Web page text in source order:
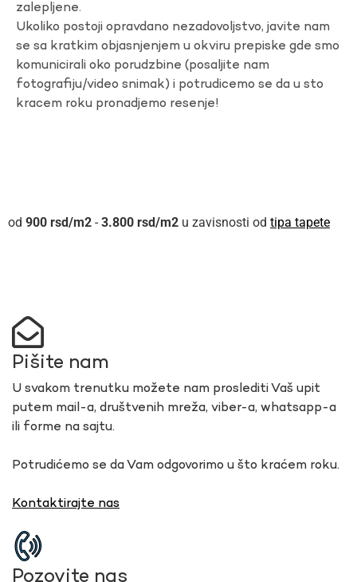
zalepljene.
Ukoliko postoji opravdano nezadovoljstvo, javite nam
se sa kratkim objasnjenjem u okviru prepiske gde smo
komunicirali oko porudzbine (posaljite nam
fotografiju/video snimak) i potrudicemo se da u sto
kracem roku pronadjemo resenje!
900 rsd - 3.800 rsd u zavisnosti od tipa tapete
Pišite nam
U svakom trenutku možete nam proslediti Vaš upit
putem mail-a, društvenih mreža, viber-a, whatsapp-a
ili forme na sajtu.
Potrudićemo se da Vam odgovorimo u što kraćem roku.
Kontaktirajte nas